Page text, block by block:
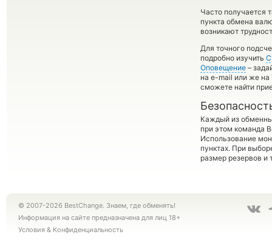
Часто получается
пункта обмена
возникают
Для точного
подробно изучить
Оповещение –
на e-mail или же на
сможете найти
Каждый из
при этом команда
Использование
пунктах. При
размер резервов и
© 2007-2026 BestChange. Знаем, где обменять!
Информация на сайте предназначена для лиц 18+
Условия & Конфиденциальность